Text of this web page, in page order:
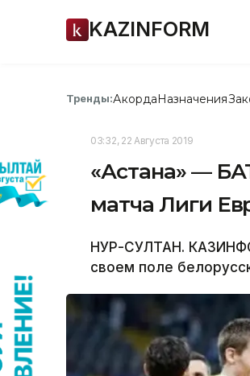
KAZINFORM
Тренды:АкордаНазначения
03:32, 22 Августа 2019
«Астана» —
матча Лиги
НУР-СУЛТАН.
своем поле